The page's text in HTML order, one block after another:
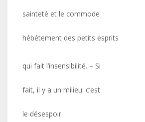
sainteté et le commode
hébétement des petits esprits
qui fait l’insensibilité. – Si
fait, il y a un milieu: c’est
le désespoir.